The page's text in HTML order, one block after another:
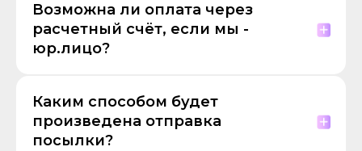
Возможна ли оплата через
расчетный счёт, если мы -
юр.лицо?
Каким способом будет
произведена отправка
посылки?